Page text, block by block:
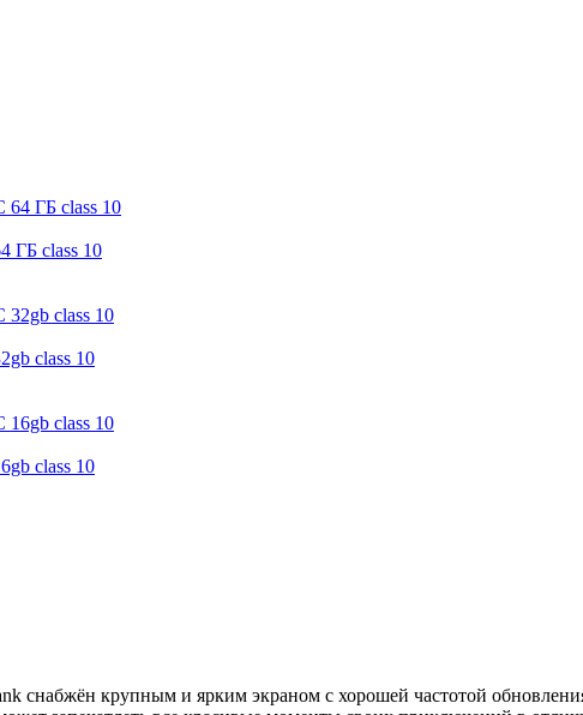
ГБ class 10
class 10
class 10
снабжён крупным и ярким экраном с хорошей частотой